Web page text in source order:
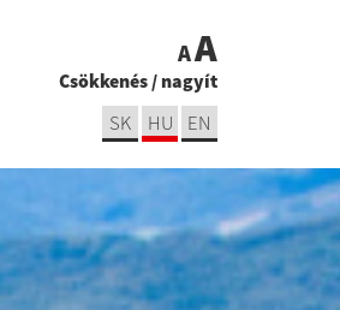
AA
Csökkenés/ nagyít
SK HU EN